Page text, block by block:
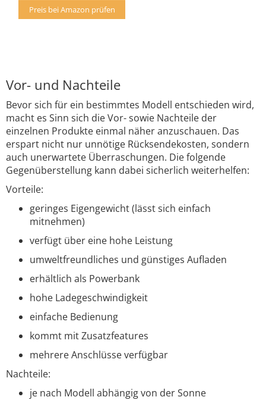
Preis bei Amazon prüfen
Vor- und Nachteile
Bevor sich für ein bestimmtes Modell entschieden wird,
macht es Sinn sich die Vor- sowie Nachteile der
einzelnen Produkte einmal näher anzuschauen. Das
erspart nicht nur unnötige Rücksendekosten, sondern
auch unerwartete Überraschungen. Die folgende
Gegenüberstellung kann dabei sicherlich weiterhelfen:
Vorteile:
geringes Eigengewicht (lässt sich einfach
mitnehmen)
verfügt über eine hohe Leistung
umweltfreundliches und günstiges Aufladen
erhältlich als Powerbank
hohe Ladegeschwindigkeit
einfache Bedienung
kommt mit Zusatzfeatures
mehrere Anschlüsse verfügbar
Nachteile:
je nach Modell abhängig von der Sonne